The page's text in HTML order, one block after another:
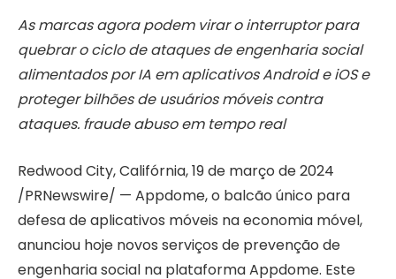
As marcas agora podem virar o interruptor para
quebrar o ciclo de ataques de engenharia social
alimentados por IA em aplicativos Android e iOS e
proteger bilhões de usuários móveis contra
ataques. fraudeabuso em tempo real
Redwood City, Califórnia,19 de março de 2024
/PRNewswire/ — Appdome, o balcão único para
defesa de aplicativos móveis na economia móvel,
anunciou hoje novos serviços de prevenção de
engenharia social na plataforma Appdome. Este